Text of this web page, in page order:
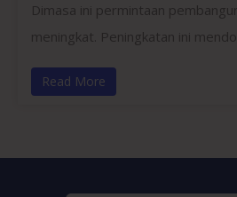
Dimasa ini permintaan
meningkat. Peningkatan ini
Read More